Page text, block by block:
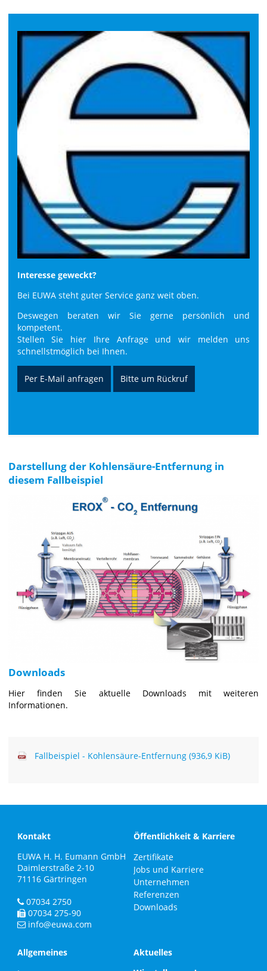
Interesse geweckt?
Bei EUWA steht guter Service ganz weit oben.
Deswegen beraten wir Sie gerne persönlich und
kompetent.
Stellen Sie hier Ihre Anfrage und wir melden uns
schnellstmöglich bei Ihnen.
Per E-Mail anfragen Bitte um Rückruf
Darstellung der Kohlensäure-Entfernung in
diesem Fallbeispiel
Downloads
Hier finden Sie aktuelle Downloads mit weiteren
Informationen.
Fallbeispiel - Kohlensäure-Entfernung (936,9 KiB)
Kontakt
EUWA H. H. Eumann GmbH
Daimlerstraße 2-10
71116 Gärtringen
07034 2750
07034 275-90
info@euwa.com
Öffentlichkeit & Karriere
Zertifikate
Jobs und Karriere
Unternehmen
Referenzen
Downloads
Allgemeines
Aktuelles